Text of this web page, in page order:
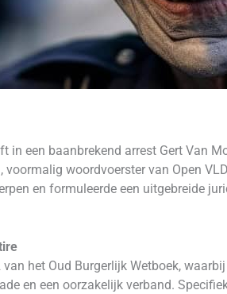
in een baanbrekend arrest Gert Van
woordvoerster van Open
en formuleerde een uitgebreide
het Oud Burgerlijk Wetboek,
en een oorzakelijk verband.